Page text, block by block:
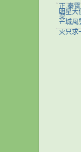
正.秦
菜
明星大
芒城風
火只求